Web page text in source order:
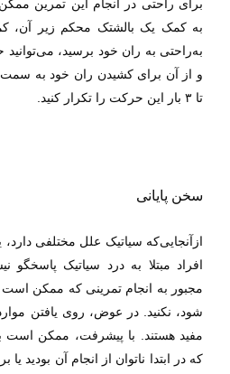
برای راحتی در انجام این تمرین
به کمک یک بالشتک محکم زیر آن، کمی
به‌راحتی به ران خود برسید، می‌توانید
و از آن برای کشیدن ران خود به سمت
تا ۳ بار این حرکت را تکرار کنید.
سخن پایانی
ازآنجایی‌که سیاتیک علل مختلفی
افراد مبتلا به درد سیاتیک پاسخگو
مجبور به انجام تمرینی که ممکن
شود، نکنید. در عوض، روی یافتن
مفید هستند. با پیشرفت، ممکن است
که در ابتدا ناتوان از انجام آن بودید